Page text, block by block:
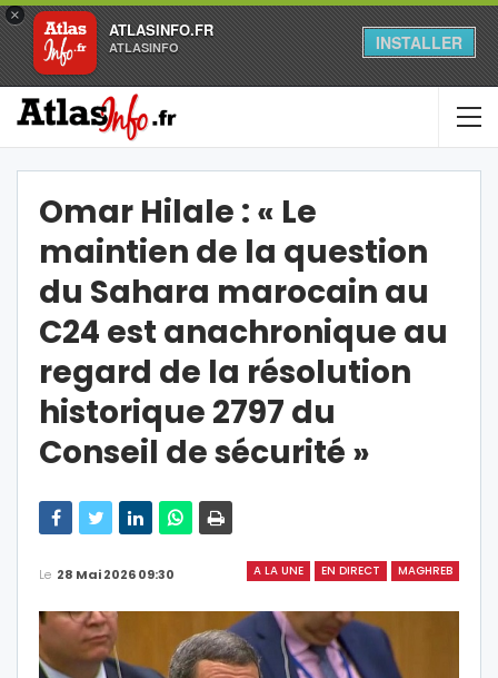
×
ATLASINFO.FR
ATLASINFO INSTALLER
Omar Hilale : « Le
maintien de la question
du Sahara marocain au
C24 est anachronique au
regard de la résolution
historique 2797 du
Conseil de sécurité »
A LA UNE EN DIRECT MAGHREB
Le 28 Mai 2026 09:30